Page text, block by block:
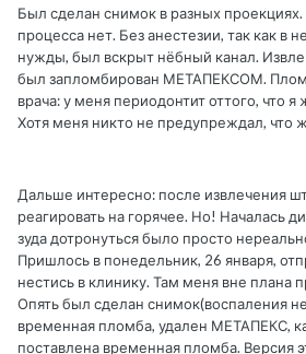
Был сделан снимок в разных проекциях.
процесса нет. Без анестезии, так как в
нужды, был вскрыт нёбный канал.
был запломбирован МЕТАПЕКСОМ.
врача: у меня периодонтит оттого, что
Хотя меня никто не предупреждал, что
Дальше интересно: после извлечения
реагировать на горячее. Но! Началась
зуда дотронуться было просто
Пришлось в понедельник, 26 января,
нестись в клинику. Там меня вне плана
Опять был сделан снимок(воспаления
временная пломба, удален МЕТАПЕКС,
поставлена временная пломба. Версия